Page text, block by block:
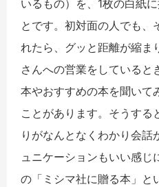
いるもの）を、1枚の白紙
とです。初対面の人でも、
れたら、グッと距離が縮ま
さんへの営業をしていると
本やおすすめの本を聞いて
ことがあります。そうする
りがなんとなくわかり会話
ュニケーションもいい感じ
の「ミシマ社に贈る本」と